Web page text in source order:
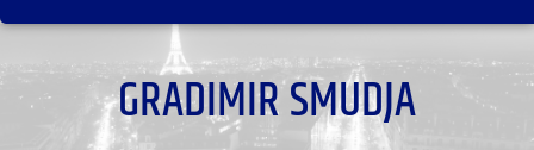
GRADIMIR SMUDJA